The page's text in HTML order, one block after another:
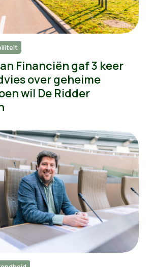
Financiën gaf 3 keer
over geheime
wil De Ridder